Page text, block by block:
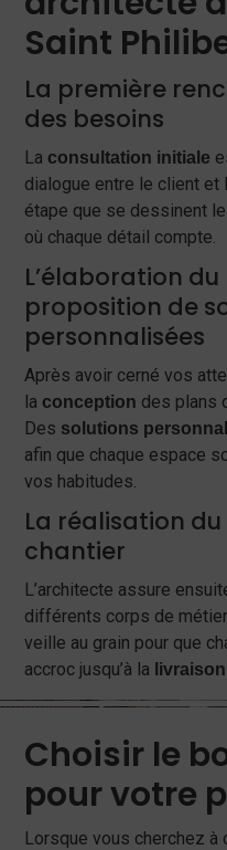
Saint
La première
des besoins
La consultation initiale
dialogue entre le client et
étape que se dessinent
où chaque détail compte.
L’élaboration
proposition de
personnalisées
Après avoir cerné vos
la conception des plans
Des solutions
afin que chaque espace
vos habitudes.
La réalisation
chantier
L’architecte assure
différents corps de
veille au grain pour que
accroc jusqu’à la livraison
Choisir le
pour votre
Lorsque vous cherchez